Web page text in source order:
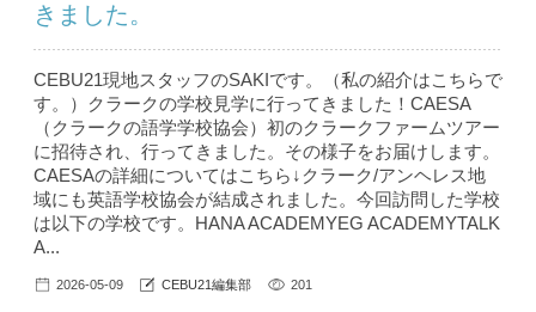
きました。
CEBU21現地スタッフのSAKIです。（私の紹介はこちら で
す。）クラークの学校見学に行ってきました！CAESA
（クラークの語学学校協会）初のクラークファームツアー
に招待され、行ってきました。その様子をお届けします。
CAESAの詳細についてはこちら↓クラーク/アンヘレス地
域にも英語学校協会が結成されました。今回訪問した学校
は以下の学校です。HANA ACADEMYEG ACADEMYTALK
A...
2026-05-09 CEBU21編集部 201